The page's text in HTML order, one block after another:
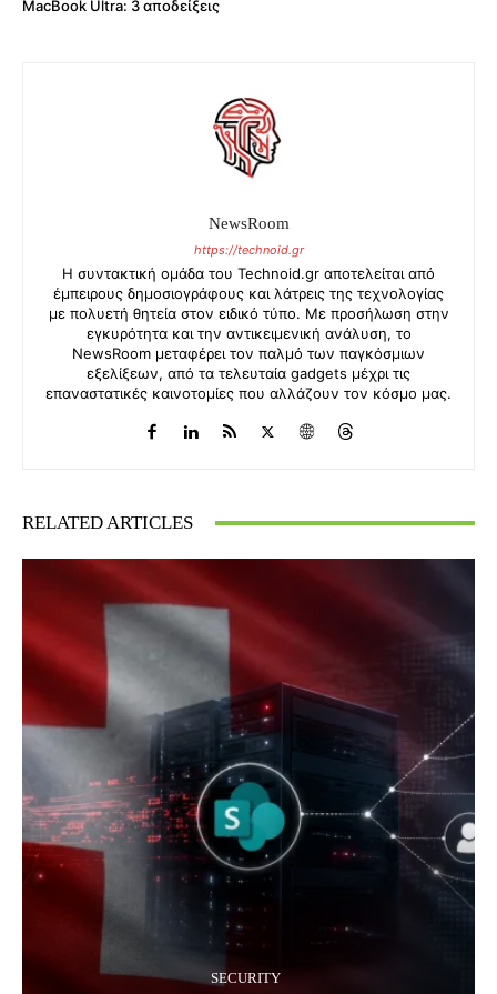
MacBook Ultra: 3 αποδείξεις
NewsRoom
https://technoid.gr
Η συντακτική ομάδα του Technoid.gr αποτελείται από
έμπειρους δημοσιογράφους και λάτρεις της τεχνολογίας
με πολυετή θητεία στον ειδικό τύπο. Με προσήλωση στην
εγκυρότητα και την αντικειμενική ανάλυση, το
NewsRoom μεταφέρει τον παλμό των παγκόσμιων
εξελίξεων, από τα τελευταία gadgets μέχρι τις
επαναστατικές καινοτομίες που αλλάζουν τον κόσμο μας.
RELATED ARTICLES
SECURITY